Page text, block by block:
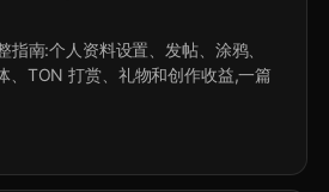
指南:个人资料设置、发帖、涂鸦、
、TON 打赏、礼物和创作收益,一篇